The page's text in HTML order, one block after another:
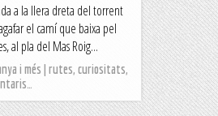
a la llera dreta del torrent
el camí que baixa pel
al pla del Mas Roig...
i més | rutes, curiositats,